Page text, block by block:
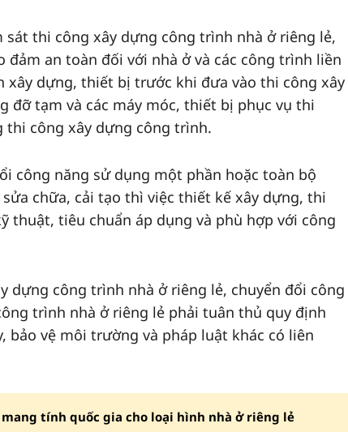
thi công xây dựng công trình nhà ở riêng lẻ,
an toàn đối với nhà ở và các công trình liền
xây dựng, thiết bị trước khi đưa vào thi công xây
đỡ tạm và các máy móc, thiết bị phục vụ thi
thi công xây dựng công trình.
công năng sử dụng một phần hoặc toàn bộ
chữa, cải tạo thì việc thiết kế xây dựng, thi
thuật, tiêu chuẩn áp dụng và phù hợp với công
dựng công trình nhà ở riêng lẻ, chuyển đổi công
trình nhà ở riêng lẻ phải tuân thủ quy định
bảo vệ môi trường và pháp luật khác có liên
tính quốc gia cho loại hình nhà ở riêng lẻ